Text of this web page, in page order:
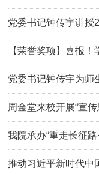
两会精神
党委书记钟传宇讲授
【荣誉奖项】喜报
期大思政实践活动多
党委书记钟传宇为师
周金堂来校开展“宣
作”研讨会暨学术沙龙
我院承办“重走长征
践夏令营活动
推动习近平新时代中